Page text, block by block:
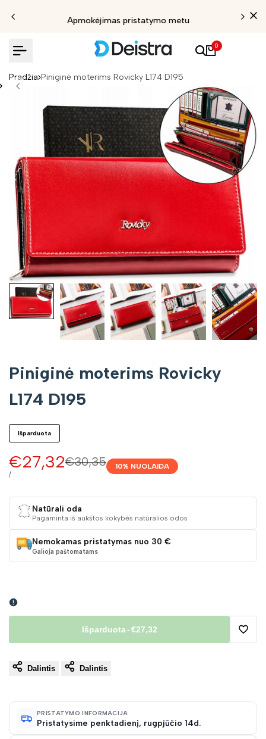
Apmokėjimas pristatymo metu
0
Pradžia Piniginė moterims Rovicky L174 D195
Piniginė moterims Rovicky
L174 D195
Išparduota
Įprasta
€30,35
Pardavimo
kaina
€27,32
VIENETO
/
10% NUOLAIDA
Natūrali oda
Pagaminta iš aukštos kokybės natūralios odos
Nemokamas pristatymas nuo 30 €
Galioja paštomatams
Išparduota-€27,32
Dalintis Dalintis
PRISTATYMO INFORMACIJA
Pristatysime penktadienį, rugpjūčio 14d.